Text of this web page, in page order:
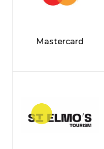
Mastercard